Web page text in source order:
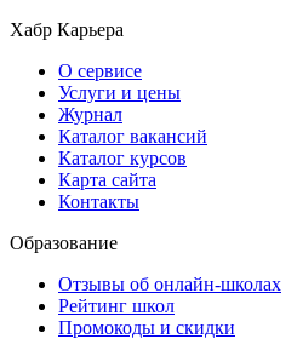
Хабр Карьера
О сервисе
Услуги и цены
Журнал
Каталог вакансий
Каталог курсов
Карта сайта
Контакты
Образование
Отзывы об онлайн-школах
Рейтинг школ
Промокоды и скидки